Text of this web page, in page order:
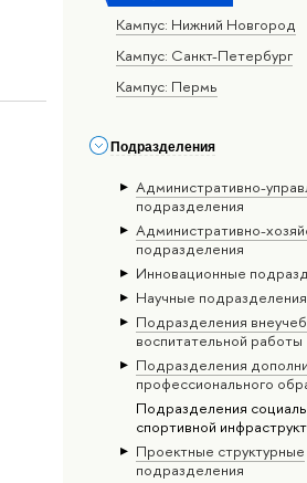
Кампус: Нижний Новгород
Кампус: Санкт-Петербург
Кампус: Пермь
Подразделения
Административно-
подразделения
Административно-
подразделения
Инновационные
Научные подразделения
Подразделения
воспитательной работы
Подразделения
профессионального
Подразделения
спортивной
Проектные структурные
подразделения